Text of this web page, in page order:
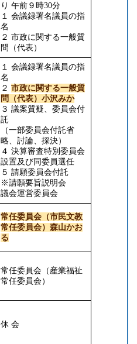
り 午前９時30分
１ 会議録署名議員の指
名
２ 市政に関する一般質
問（代表）
１ 会議録署名議員の指
名
２ 市政に関する一般質
問（代表）小沢みか
３ 議案質疑、委員会付
託
（一部委員会付託省
略、討論、採決）
４ 決算審査特別委員会
設置及び同委員選任
５ 請願委員会付託
※請願要旨説明会
議会運営委員会
常任委員会（市民文教
常任委員会）森山かお
る
常任委員会（産業福祉
常任委員会）
休 会